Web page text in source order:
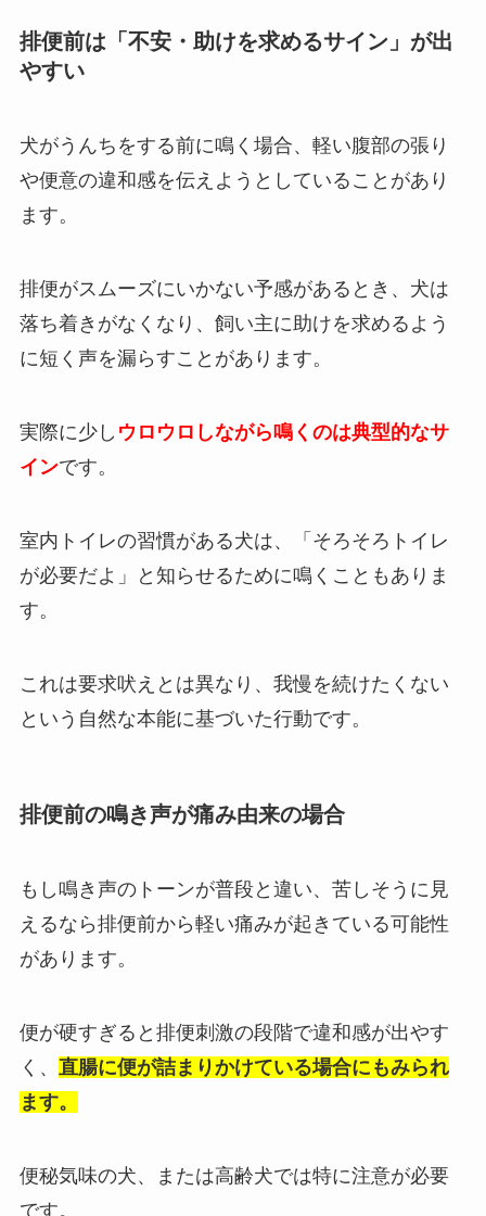
排便前は「不安・助けを求めるサイン」が出
やすい
犬がうんちをする前に鳴く場合、軽い腹部の張り
や便意の違和感を伝えようとしていることがあり
ます。
排便がスムーズにいかない予感があるとき、犬は
落ち着きがなくなり、飼い主に助けを求めるよう
に短く声を漏らすことがあります。
実際に少し ウロウロしながら鳴くのは典型的なサ
インです。
室内トイレの習慣がある犬は、「そろそろトイレ
が必要だよ」と知らせるために鳴くこともありま
す。
これは要求吠えとは異なり、我慢を続けたくない
という自然な本能に基づいた行動です。
排便前の鳴き声が痛み由来の場合
もし鳴き声のトーンが普段と違い、苦しそうに見
えるなら排便前から軽い痛みが起きている可能性
があります。
便が硬すぎると排便刺激の段階で違和感が出やす
く、 直腸に便が詰まりかけている場合にもみられ
ます。
便秘気味の犬、または高齢犬では特に注意が必要
です。